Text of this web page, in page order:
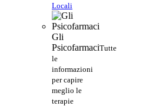
Locali
Gli
PsicofarmaciTutte
le
informazioni
per capire
meglio le
terapie